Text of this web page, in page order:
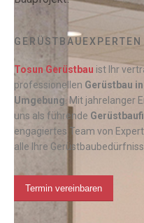
Tosun Gerüstbau ist Ihr
professionellen Gerüstbau
Umgebung . Mit jahrelanger
uns als führende
engagiertes Team von
alle Ihre
Termin vereinbaren